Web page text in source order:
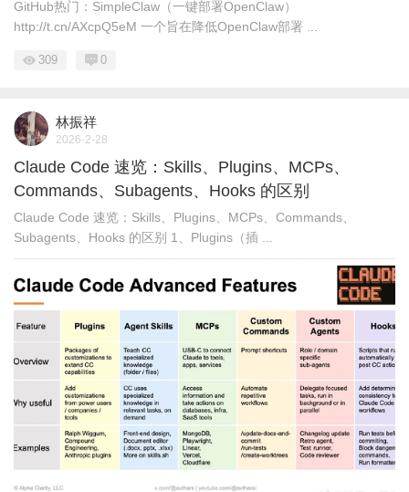
GitHub热门：SimpleClaw（一键部署OpenClaw）
http://t.cn/AXcpQ5eM 一个旨在降低OpenClaw部署 ...
309 0
林振祥
2026-2-28
Claude Code 速览：Skills、Plugins、MCPs、
Commands、Subagents、Hooks 的区别
Claude Code 速览：Skills、Plugins、MCPs、Commands、
Subagents、Hooks 的区别 1、Plugins（插 ...